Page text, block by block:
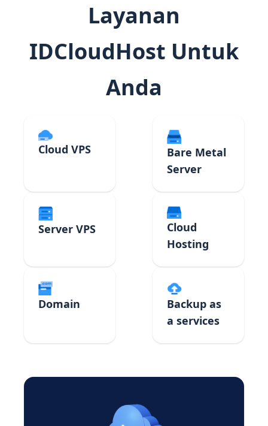
Layanan
IDCloudHost Untuk
Anda
Cloud VPS
Bare Metal
Server
Server VPS
Cloud
Hosting
Domain
Backup as
a services